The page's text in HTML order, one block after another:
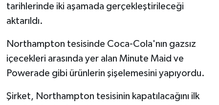
tarihlerinde iki aşamada gerçekleştirileceği
aktarıldı.
Northampton tesisinde Coca-Cola'nın gazsız
içecekleri arasında yer alan Minute Maid ve
Powerade gibi ürünlerin şişelemesini yapıyordu.
Şirket, Northampton tesisinin kapatılacağını ilk